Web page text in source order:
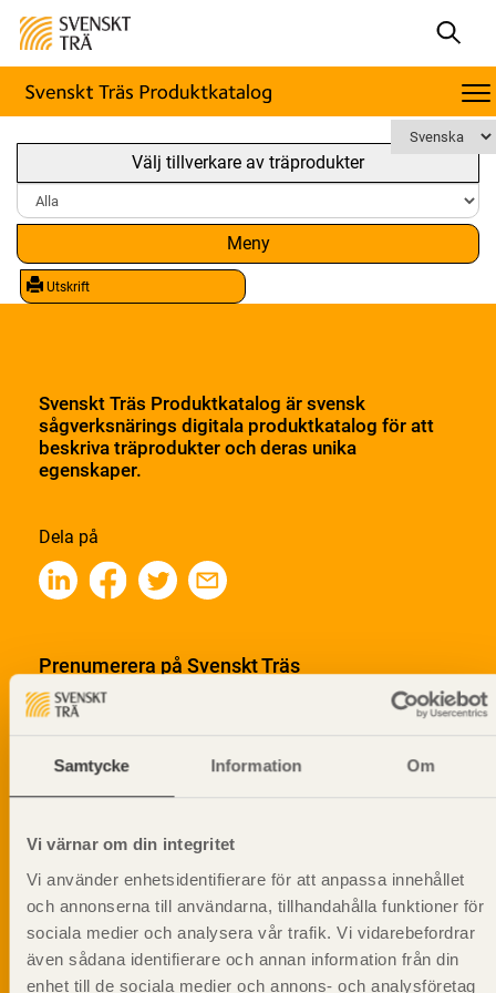
Samtycke Information Om
Vi värnar om din integritet
Vi använder enhetsidentifierare för att anpassa innehållet
och annonserna till användarna, tillhandahålla funktioner för
sociala medier och analysera vår trafik. Vi vidarebefordrar
även sådana identifierare och annan information från din
enhet till de sociala medier och annons- och analysföretag
Välj tillverkare av träprodukter
Meny
Utskrift
Svenskt Träs Produktkatalog är svensk
sågverksnärings digitala produktkatalog för att
beskriva träprodukter och deras unika
egenskaper.
Dela på
Prenumerera på Svenskt Träs
informationsutskick!